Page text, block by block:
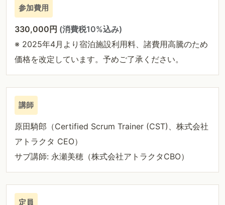
参加費用
330,000円 (消費税10%込み)
※ 2025年4月より宿泊施設利用料、諸費用高騰のため
価格を改定しています。予めご了承ください。
講師
原田騎郎（Certified Scrum Trainer (CST)、株式会社
アトラクタ CEO）
サブ講師: 永瀬美穂（株式会社アトラクタCBO）
定員